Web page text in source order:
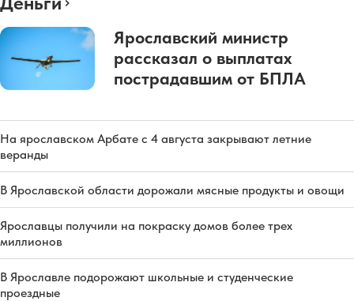
Ярославский министр
рассказал о выплатах
пострадавшим от БПЛА
На ярославском Арбате с 4 августа закрывают летние
веранды
В Ярославской области дорожали мясные продукты и овощи
Ярославцы получили на покраску домов более трех
миллионов
В Ярославле подорожают школьные и студенческие
проездные